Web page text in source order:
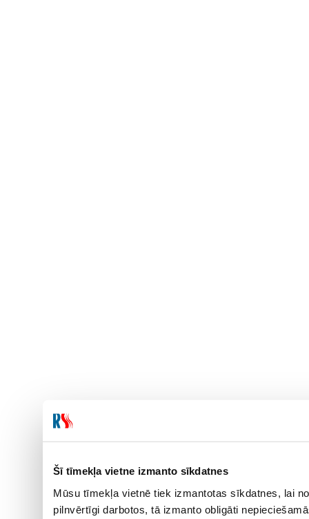
Šī tīmekļa vietne izmanto sīkdatnes
Mūsu tīmekļa vietnē tiek izmantotas sīkdatnes, lai
pilnvērtīgi darbotos, tā izmanto obligāti